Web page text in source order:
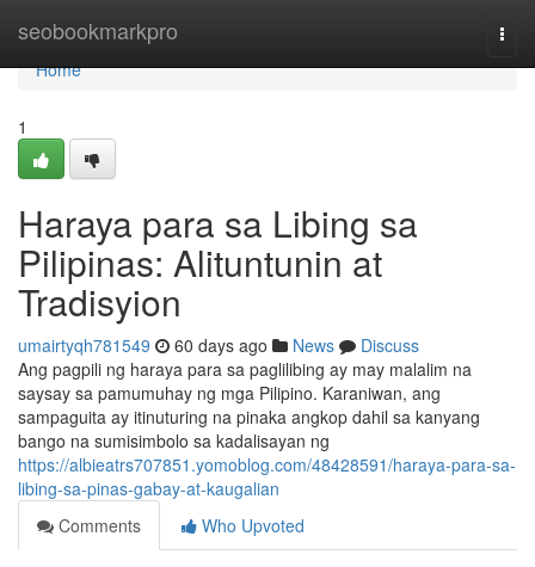
seobookmarkpro
Home
Home
1
Haraya para sa Libing sa
Pilipinas: Alituntunin at
Tradisyion
umairtyqh781549 60 days ago News
Discuss
Ang pagpili ng haraya para sa paglilibing ay may malalim na
saysay sa pamumuhay ng mga Pilipino. Karaniwan, ang
sampaguita ay itinuturing na pinaka angkop dahil sa kanyang
bango na sumisimbolo sa kadalisayan ng
https://albieatrs707851.yomoblog.com/48428591/haraya-para-sa-
libing-sa-pinas-gabay-at-kaugalian
Comments
Who Upvoted